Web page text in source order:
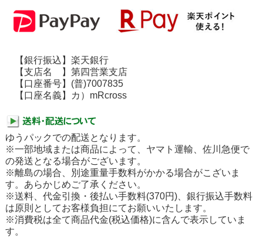
【銀行振込】楽天銀行
【支店名 】第四営業支店
【口座番号】(普)7007835
【口座名義】カ）mRcross
ゆうパックでの配送となります。
※一部地域または商品によって、ヤマト運輸、佐川急便で
の発送となる場合がございます。
※離島の場合、別途重量手数料がかかる場合がこざいま
す。あらかじめご了承ください。
※送料、代金引換・後払い手数料(370円)、銀行振込手数料
は原則としてお客様負担にてお願いいたします。
※消費税は全て商品代金(税込価格)に含んで表示していま
す。